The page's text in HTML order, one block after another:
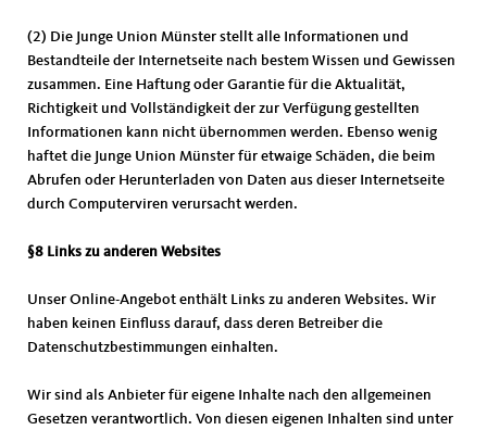
(2) Die Junge Union Münster stellt alle Informationen und
Bestandteile der Internetseite nach bestem Wissen und Gewissen
zusammen. Eine Haftung oder Garantie für die Aktualität,
Richtigkeit und Vollständigkeit der zur Verfügung gestellten
Informationen kann nicht übernommen werden. Ebenso wenig
haftet die Junge Union Münster für etwaige Schäden, die beim
Abrufen oder Herunterladen von Daten aus dieser Internetseite
durch Computerviren verursacht werden.
§8 Links zu anderen Websites
Unser Online-Angebot enthält Links zu anderen Websites. Wir
haben keinen Einfluss darauf, dass deren Betreiber die
Datenschutzbestimmungen einhalten.
Wir sind als Anbieter für eigene Inhalte nach den allgemeinen
Gesetzen verantwortlich. Von diesen eigenen Inhalten sind unter